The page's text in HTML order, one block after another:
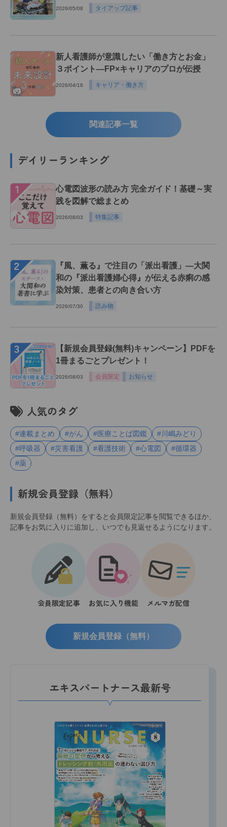
2026/05/08 タイアップ記事
新人看護師が意識したい「働き方とお金」
３ポイント―FP×キャリアのプロが伝授
2026/04/18 キャリア・働き方
関連記事一覧
デイリーランキング
１
心電図波形の読み方 完全ガイド！基礎～実
践を図解で総まとめ
2026/08/03 特集記事
２
『風、薫る』で注目の「派出看護」―大関
和の『派出看護婦心得』が伝える赤痢の感
染対策、患者との向き合い方
2026/07/30 読み物
３
【新規会員登録(無料)キャンペーン】PDFを
1冊まるごとプレゼント！
2026/08/03 会員限定 お知らせ
人気のタグ
#連載まとめ #がん #医療ことば図鑑
#川嶋みどり
#呼吸器
#災害看護 #看護技術 #心電図
#循環器
#薬
新規会員登録（無料）
新規会員登録（無料）をすると会員限定記事を閲覧できるほか、
記事をお気に入りに追加し、いつでも見返せるようになります。
会員限定記事 お気に入り機能 メルマガ配信
新規会員登録（無料）
エキスパートナース最新号